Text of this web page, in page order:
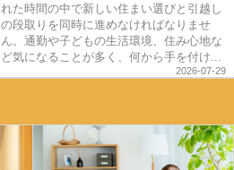
れた時間の中で新しい住まい選びと引越し
の段取りを同時に進めなければなりませ
ん。通勤や子どもの生活環境、住み心地な
ど気になることが多く、何から手を付け...
2026-07-29